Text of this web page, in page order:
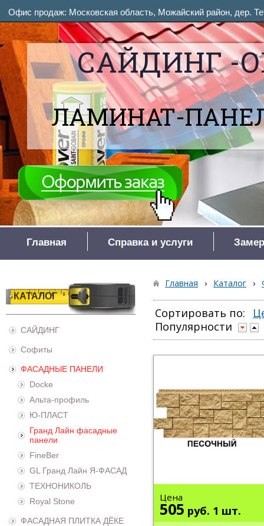
САЙДИНГ -
ЛАМИНАТ-
Офис продаж: Московская область, Можайский район, дер.
Главная Справка и услуги
КАТАЛОГ
САЙДИНГ
Софиты
ФАСАДНЫЕ ПАНЕЛИ
Docke
Альта-профиль
Ю-ПЛАСТ
Гранд Лайн фасадные
панели
FineBer
GL Гранд Лайн Я-ФАСАД
ТЕХНОНИКОЛЬ
Royal Stone
ФАСАДНАЯ ПЛИТКА ДЁКЕ
Главная › Каталог ›
Сортировать по:
Популярности
Цена
505 руб. 1 шт.